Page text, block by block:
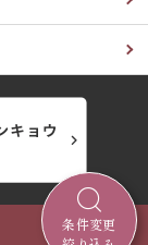
条件変更